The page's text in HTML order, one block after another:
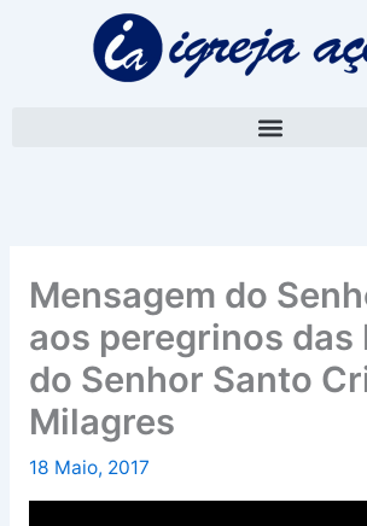
Mensagem do
aos peregrinos das
do Senhor Santo
Milagres
18 Maio, 2017